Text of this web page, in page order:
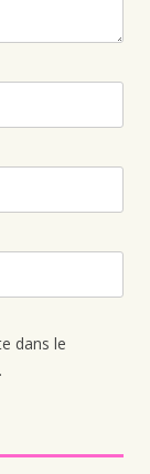
dans le